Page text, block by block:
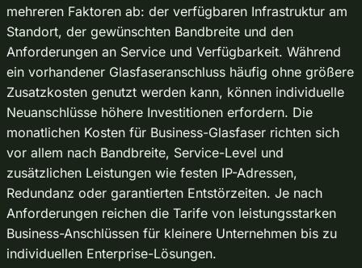
mehreren Faktoren ab: der verfügbaren Infrastruktur am
Standort, der gewünschten Bandbreite und den
Anforderungen an Service und Verfügbarkeit. Während
ein vorhandener Glasfaseranschluss häufig ohne größere
Zusatzkosten genutzt werden kann, können individuelle
Neuanschlüsse höhere Investitionen erfordern. Die
monatlichen Kosten für Business-Glasfaser richten sich
vor allem nach Bandbreite, Service-Level und
zusätzlichen Leistungen wie festen IP-Adressen,
Redundanz oder garantierten Entstörzeiten. Je nach
Anforderungen reichen die Tarife von leistungsstarken
Business-Anschlüssen für kleinere Unternehmen bis zu
individuellen Enterprise-Lösungen.